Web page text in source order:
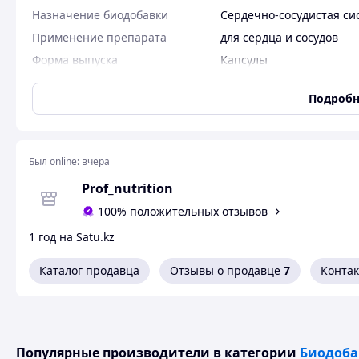
Назначение биодобавки
Сердечно-сосудистая
Применение препарата
для сердца и сосудов
Форма выпуска
Капсулы
Упаковка
Пластиковая банка
Осторожно жизненно важен для 🤰
Планирующих беременность или ЭКО, сидящих на
курящие, пациенты с риском тромбоза и атеросклероза
Гомоцистеин - это аминокислота, промежуточный
⠀
Был online: вчера
Prof_nutrition
100% положительных отзывов
1 год на Satu.kz
Каталог продавца Отзывы о продавце 7
Популярные производители в категории